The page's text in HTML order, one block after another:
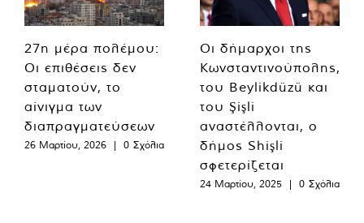
27η μέρα πολέμου:
Οι επιθέσεις δεν
σταματούν, το
αίνιγμα των
διαπραγματεύσεων
26 Μαρτίου, 2026 | 0 Σχόλια
Οι δήμαρχοι της
Κωνσταντινούπολης,
του Beylikdüzü και
του Şişli
αναστέλλονται, ο
δήμος Shişli
σφετερίζεται
24 Μαρτίου, 2025 | 0 Σχόλια